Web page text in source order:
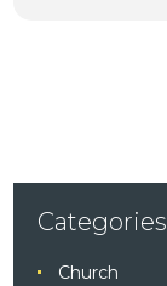
Categories
Church